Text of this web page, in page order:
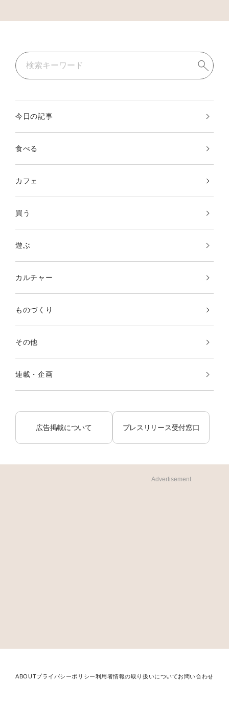
今日の記事
食べる
カフェ
買う
遊ぶ
カルチャー
ものづくり
その他
連載・企画
広告掲載について プレスリリース受付窓口
Advertisement
ABOUTプライバシーポリシー利用者情報の取り扱いについてお問い合わせ